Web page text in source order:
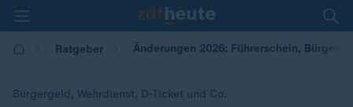
Ratgeber Änderungen 2026: Führerschein,
Bürgergeld, Wehrdienst, D-Ticket und Co.